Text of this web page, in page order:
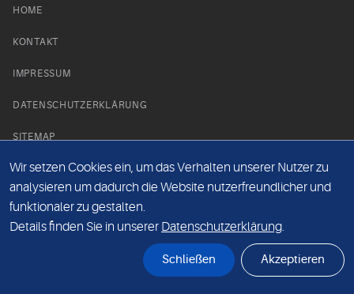
HOME
KONTAKT
IMPRESSUM
DATENSCHUTZERKLÄRUNG
SITEMAP
NEWS PARTNER
Wir setzen Cookies ein, um das Verhalten unserer Nutzer zu
analysieren um dadurch die Website nutzerfreundlicher und
funktionaler zu gestalten.
Details finden Sie in unserer Datenschutzerklärung.
Schließen Akzeptieren